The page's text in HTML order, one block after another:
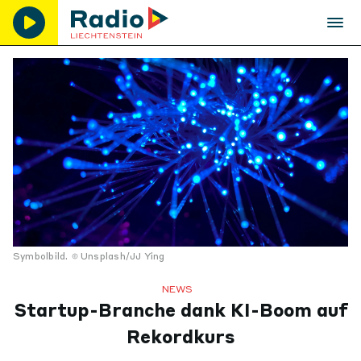
Symbolbild. Unsplash/JJ Ying
NEWS
Startup-Branche dank KI-Boom auf
Rekordkurs